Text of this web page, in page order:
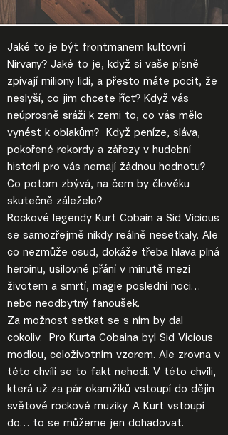
Jaké to je být frontmanem kultovní
Nirvany? Jaké to je, když si vaše písně
zpívají miliony lidí, a přesto máte pocit, že
neslyší, co jim chcete říct? Když vás
neúprosně sráží k zemi to, co vás mělo
vynést k oblakům? Když peníze, sláva,
pokořené rekordy a zářezy v hudební
historii pro vás nemají žádnou hodnotu?
Co potom zbývá, na čem by člověku
skutečně záleželo?
Rockové legendy Kurt Cobain a Sid Vicious
se samozřejmě nikdy reálně nesetkaly. Ale
co nezmůže osud, dokáže třeba hlava plná
heroinu, usilovné přání v minutě mezi
životem a smrtí, magie poslední noci…
nebo neodbytný fanoušek.
Za možnost setkat se s ním by dal
cokoliv. Pro Kurta Cobaina byl Sid Vicious
modlou, celoživotním vzorem. Ale zrovna v
této chvíli se to fakt nehodí. V této chvíli,
která už za pár okamžiků vstoupí do dějin
světové rockové muziky. A Kurt vstoupí
do… to se můžeme jen dohadovat.